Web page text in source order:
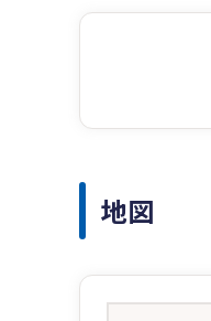
地図